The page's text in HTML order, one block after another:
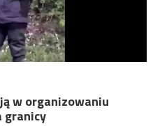
w organizowaniu
granicy